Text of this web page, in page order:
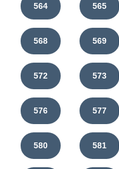
564 565
568 569
572 573
576 577
580 581